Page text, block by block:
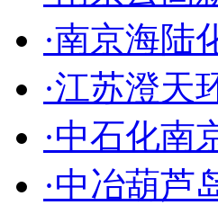
·南京海陆
·江苏澄天
·中石化南
·中冶葫芦